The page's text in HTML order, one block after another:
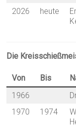
2026 heute
Die
Von Bis
1966
1970
1974